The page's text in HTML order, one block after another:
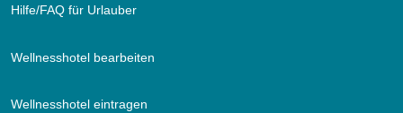
Hilfe/FAQ für Urlauber
Wellnesshotel bearbeiten
Wellnesshotel eintragen